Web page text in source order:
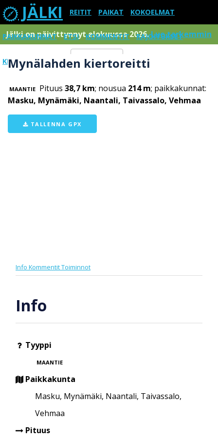
JÄLKI REITIT PAIKAT KOKOELMAT
PAIKKAKUNNAT ETSI KOMMENTIT RAJOITUKSET
KIRJAUDU SISÄÄN Menu
Jälki on päivittynnyt elokuussa 2026.Lue tarkemmin
Mynälahden kiertoreitti
MAANTIE Pituus 38,7 km; nousua 214 m; paikkakunnat:
Masku, Mynämäki, Naantali, Taivassalo, Vehmaa
TALLENNA GPX
Info KommentitToiminnot
Info
Tyyppi
MAANTIE
Paikkakunta
Masku, Mynämäki, Naantali, Taivassalo,
Vehmaa
Pituus